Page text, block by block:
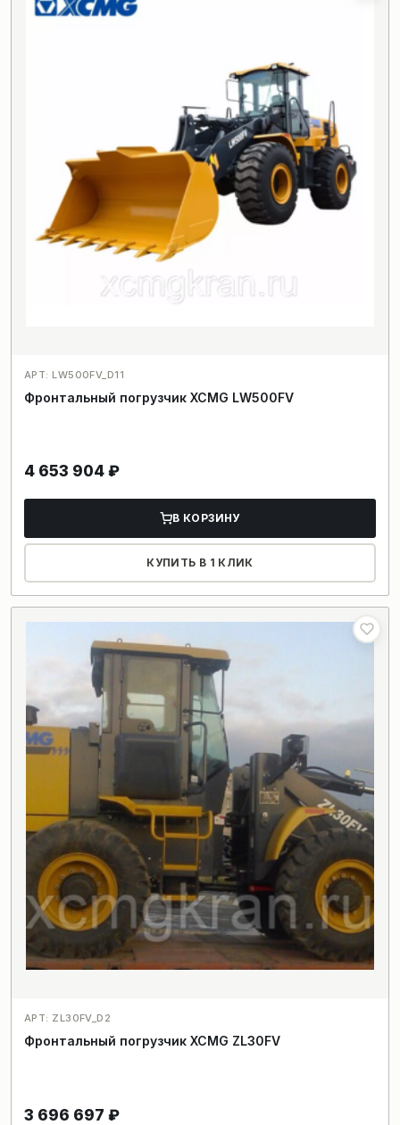
АРТ: LW500FV_D11
Фронтальный погрузчик XCMG LW500FV
4 653 904 ₽
В КОРЗИНУ
КУПИТЬ В 1 КЛИК
АРТ: ZL30FV_D2
Фронтальный погрузчик XCMG ZL30FV
3 696 697 ₽